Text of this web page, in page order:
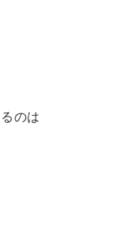
のは